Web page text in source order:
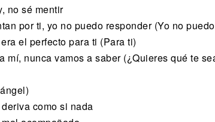
no sé mentir
por ti, yo no puedo responder (Yo no
el perfecto para ti (Para ti)
mí, nunca vamos a saber (¿Quieres qué te
como si nada